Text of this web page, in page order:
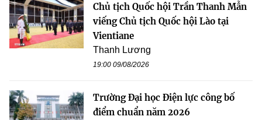
Chủ tịch Quốc hội Trần Thanh Mẫn
viếng Chủ tịch Quốc hội Lào tại
Vientiane
Thanh Lương
19:00 09/08/2026
Trường Đại học Điện lực công bố
điểm chuẩn năm 2026